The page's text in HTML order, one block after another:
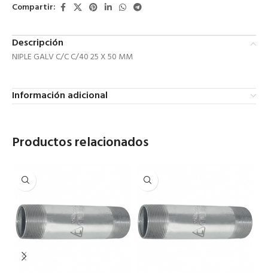
Compartir:
Descripción
NIPLE GALV C/C C/40 25 X 50 MM
Información adicional
Productos relacionados